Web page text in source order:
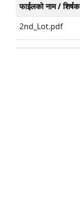
फाईलको नाम / शिर्षक
2nd_Lot.pdf